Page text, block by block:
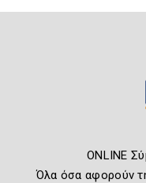
ONLINE
Όλα όσα αφορούν